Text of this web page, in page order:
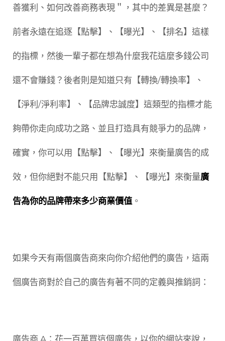
善獲利、如何改善商務表現＂，其中的差異是甚麼？
前者永遠在追逐【點擊】、【曝光】、【排名】這樣
的指標，然後一輩子都在想為什麼我花這麼多錢公司
還不會賺錢？後者則是知道只有【轉換/轉換率】、
【淨利/淨利率】、【品牌忠誠度】這類型的指標才能
夠帶你走向成功之路、並且打造具有競爭力的品牌，
確實，你可以用【點擊】、【曝光】來衡量廣告的成
效，但你絕對不能只用【點擊】、【曝光】來衡量廣
告為你的品牌帶來多少商業價值 。
如果今天有兩個廣告商來向你介紹他們的廣告，這兩
個廣告商對於自己的廣告有著不同的定義與推銷詞：
廣告商 A：花一百萬買這個廣告，以你的網站來說，